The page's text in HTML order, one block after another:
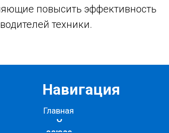
повысить эффективность
техники.
О
Навигация
Главная